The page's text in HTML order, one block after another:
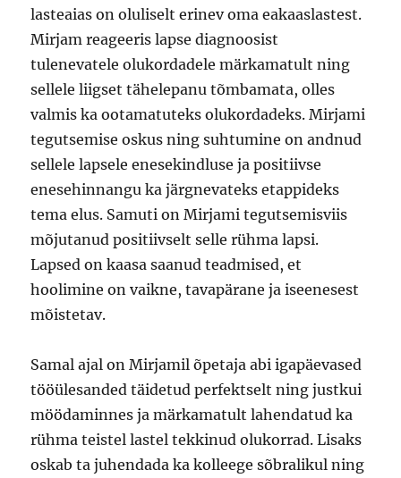
lasteaias on oluliselt erinev oma eakaaslastest.
Mirjam reageeris lapse diagnoosist
tulenevatele olukordadele märkamatult ning
sellele liigset tähelepanu tõmbamata, olles
valmis ka ootamatuteks olukordadeks. Mirjami
tegutsemise oskus ning suhtumine on andnud
sellele lapsele enesekindluse ja positiivse
enesehinnangu ka järgnevateks etappideks
tema elus. Samuti on Mirjami tegutsemisviis
mõjutanud positiivselt selle rühma lapsi.
Lapsed on kaasa saanud teadmised, et
hoolimine on vaikne, tavapärane ja iseenesest
mõistetav.
Samal ajal on Mirjamil õpetaja abi igapäevased
tööülesanded täidetud perfektselt ning justkui
möödaminnes ja märkamatult lahendatud ka
rühma teistel lastel tekkinud olukorrad. Lisaks
oskab ta juhendada ka kolleege sõbralikul ning